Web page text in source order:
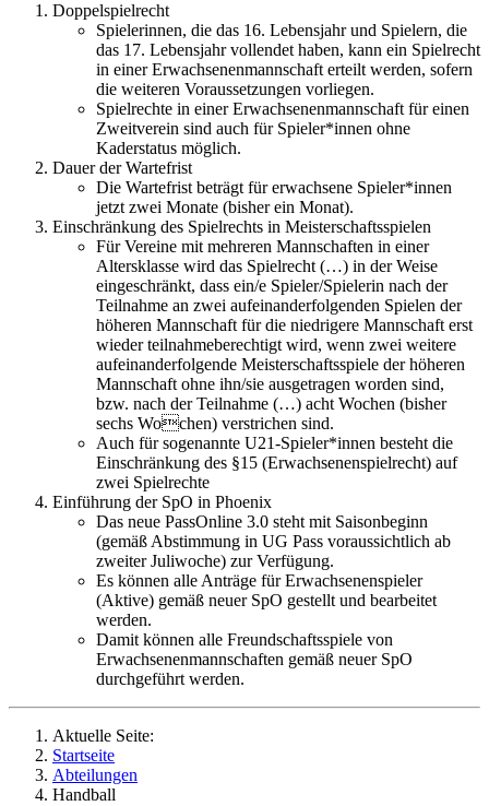
Doppelspielrecht
Spielerinnen, die das 16. Lebensjahr und Spielern, die
das 17. Lebensjahr vollendet haben, kann ein Spielrecht
in einer Erwachsenenmannschaft erteilt werden, sofern
die weiteren Voraussetzungen vorliegen.
Spielrechte in einer Erwachsenenmannschaft für einen
Zweitverein sind auch für Spieler*innen ohne
Kaderstatus möglich.
Dauer der Wartefrist
Die Wartefrist beträgt für erwachsene Spieler*innen
jetzt zwei Monate (bisher ein Monat).
Einschränkung des Spielrechts in Meisterschaftsspielen
Für Vereine mit mehreren Mannschaften in einer
Altersklasse wird das Spielrecht (…) in der Weise
eingeschränkt, dass ein/e Spieler/Spielerin nach der
Teilnahme an zwei aufeinanderfolgenden Spielen der
höheren Mannschaft für die niedrigere Mannschaft erst
wieder teilnahmeberechtigt wird, wenn zwei weitere
aufeinanderfolgende Meisterschaftsspiele der höheren
Mannschaft ohne ihn/sie ausgetragen worden sind,
bzw. nach der Teilnahme (…) acht Wochen (bisher
sechs Wochen) verstrichen sind.
Auch für sogenannte U21-Spieler*innen besteht die
Einschränkung des §15 (Erwachsenenspielrecht) auf
zwei Spielrechte
Einführung der SpO in Phoenix
Das neue PassOnline 3.0 steht mit Saisonbeginn
(gemäß Abstimmung in UG Pass voraussichtlich ab
zweiter Juliwoche) zur Verfügung.
Es können alle Anträge für Erwachsenenspieler
(Aktive) gemäß neuer SpO gestellt und bearbeitet
werden.
Damit können alle Freundschaftsspiele von
Erwachsenenmannschaften gemäß neuer SpO
durchgeführt werden.
Aktuelle Seite:
Startseite
Abteilungen
Handball